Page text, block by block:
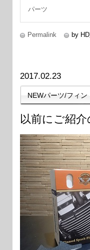
パーツ
Permalink by
2017.02.23
NEWパーツ/フィ
以前にご紹